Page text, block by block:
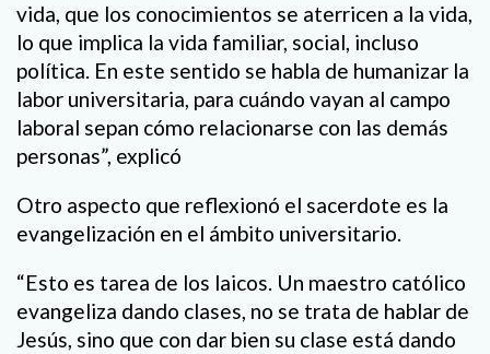
vida, que los conocimientos se aterricen a la vida,
lo que implica la vida familiar, social, incluso
política. En este sentido se habla de humanizar la
labor universitaria, para cuándo vayan al campo
laboral sepan cómo relacionarse con las demás
personas”, explicó
Otro aspecto que reflexionó el sacerdote es la
evangelización en el ámbito universitario.
“Esto es tarea de los laicos. Un maestro católico
evangeliza dando clases, no se trata de hablar de
Jesús, sino que con dar bien su clase está dando